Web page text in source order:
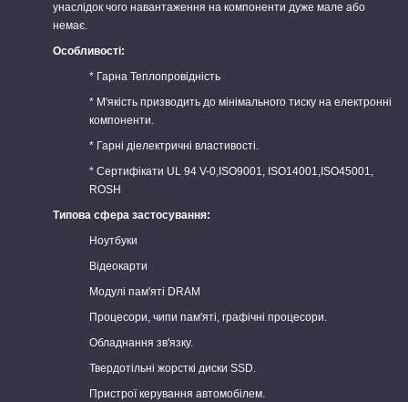
унаслідок чого навантаження на компоненти дуже мале або
немає.
Особливості:
* Гарна Теплопровідність
* М'якість призводить до мінімального тиску на електронні
компоненти.
* Гарні діелектричні властивості.
* Сертифікати UL 94 V-0,ISO9001, ISO14001,ISO45001,
ROSH
Типова сфера застосування:
Ноутбуки
Відеокарти
Модулі пам'яті DRAM
Процесори, чипи пам'яті, графічні процесори.
Обладнання зв'язку.
Твердотільні жорсткі диски SSD.
Пристрої керування автомобілем.